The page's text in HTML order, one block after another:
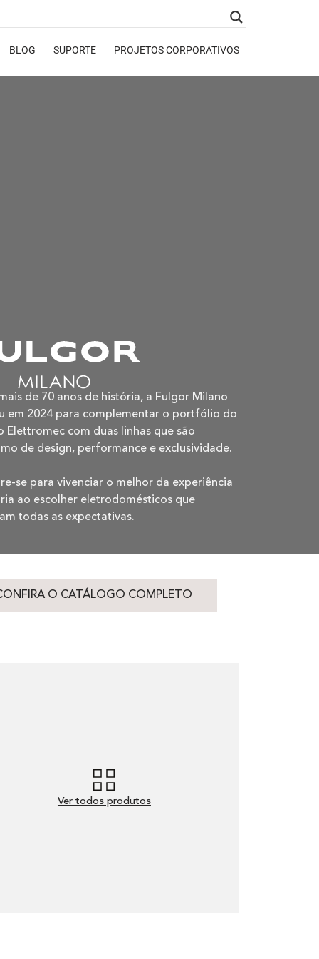
BLOG SUPORTE PROJETOS CORPORATIVOS
de 70 anos de história, a Fulgor Milano
em 2024 para complementar o portfólio do
Elettromec com duas linhas que são
de design, performance e exclusividade.
se para vivenciar o melhor da experiência
ao escolher eletrodomésticos que
todas as expectativas.
O CATÁLOGO COMPLETO
Ver todos produtos